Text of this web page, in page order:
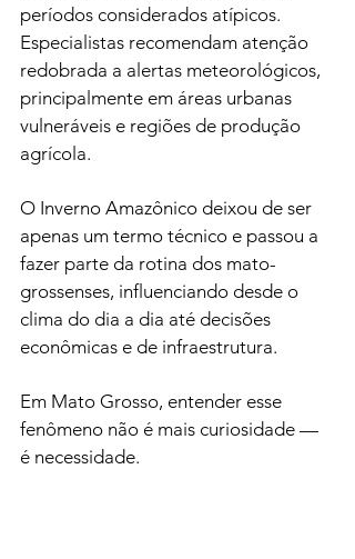
períodos considerados atípicos.
Especialistas recomendam atenção
redobrada a alertas meteorológicos,
principalmente em áreas urbanas
vulneráveis e regiões de produção
agrícola.
O Inverno Amazônico deixou de ser
apenas um termo técnico e passou a
fazer parte da rotina dos mato-
grossenses, influenciando desde o
clima do dia a dia até decisões
econômicas e de infraestrutura.
Em Mato Grosso, entender esse
fenômeno não é mais curiosidade —
é necessidade.